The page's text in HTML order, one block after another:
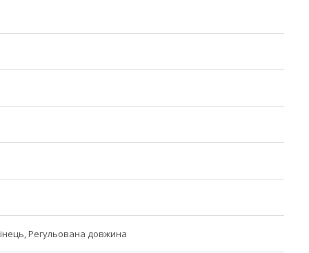
Регульована довжина